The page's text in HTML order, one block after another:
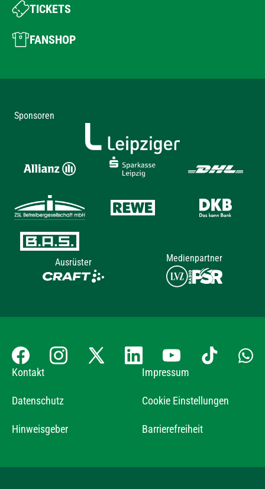
TICKETS
FANSHOP
Sponsoren
Ausrüster Medienpartner
Kontakt Impressum
Datenschutz Cookie Einstellungen
Hinweisgeber Barrierefreiheit